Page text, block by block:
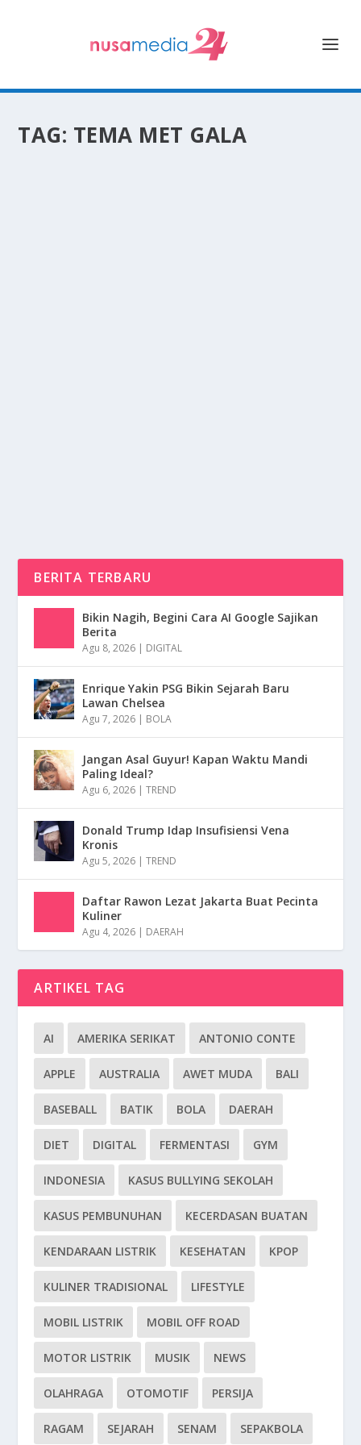
TAG: TEMA MET GALA
BERITA TERBARU
Bikin Nagih, Begini Cara AI Google Sajikan
Berita
Agu 8, 2026 | DIGITAL
Enrique Yakin PSG Bikin Sejarah Baru
Lawan Chelsea
Agu 7, 2026 | BOLA
Jangan Asal Guyur! Kapan Waktu Mandi
Paling Ideal?
Agu 6, 2026 |TREND
Donald Trump Idap Insufisiensi Vena
Kronis
Agu 5, 2026 |TREND
Daftar Rawon Lezat Jakarta Buat Pecinta
Kuliner
Agu 4, 2026 | DAERAH
ARTIKEL TAG
AI AMERIKA SERIKAT ANTONIO CONTE
APPLE AUSTRALIA AWET MUDA BALI
BASEBALL BATIK BOLA DAERAH
DIET DIGITAL FERMENTASI GYM
INDONESIA KASUS BULLYING SEKOLAH
KASUS PEMBUNUHAN KECERDASAN BUATAN
KENDARAAN LISTRIK KESEHATAN KPOP
KULINER TRADISIONAL LIFESTYLE
MOBIL LISTRIK MOBIL OFF ROAD
MOTOR LISTRIK MUSIK NEWS
OLAHRAGA OTOMOTIF PERSIJA
RAGAM SEJARAH SENAM SEPAKBOLA